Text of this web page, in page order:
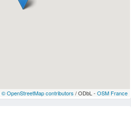
© OpenStreetMap contributors / ODbL - OSM France